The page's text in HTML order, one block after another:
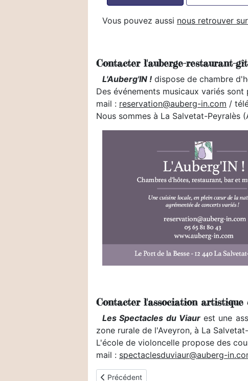
Vous pouvez aussi nous retrouver sur
Contacter l'auberge-restaurant-
L'Auberg'IN ! dispose de chambre
Des événements musicaux variés
mail : reservation@auberg-in.com /
Nous sommes à La Salvetat-Peyralès
Contacter l'association
Les Spectacles du Viaurest une
zone rurale de l'Aveyron, à La
L'école de violoncelle propose des
mail : spectaclesduviaur@auberg-
Article précédent : Comment venir ?
Précédent